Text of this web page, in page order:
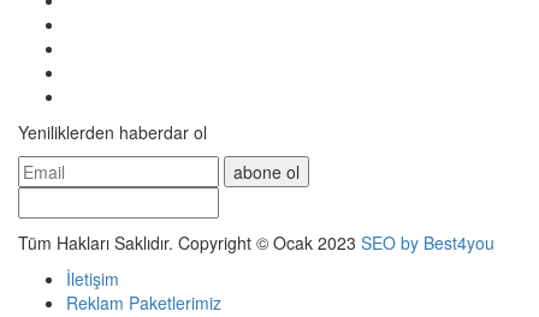
Yeniliklerden haberdar ol
abone ol
Tüm Hakları Saklıdır. Copyright © Ocak 2023 SEO by Best4you
İletişim
Reklam Paketlerimiz